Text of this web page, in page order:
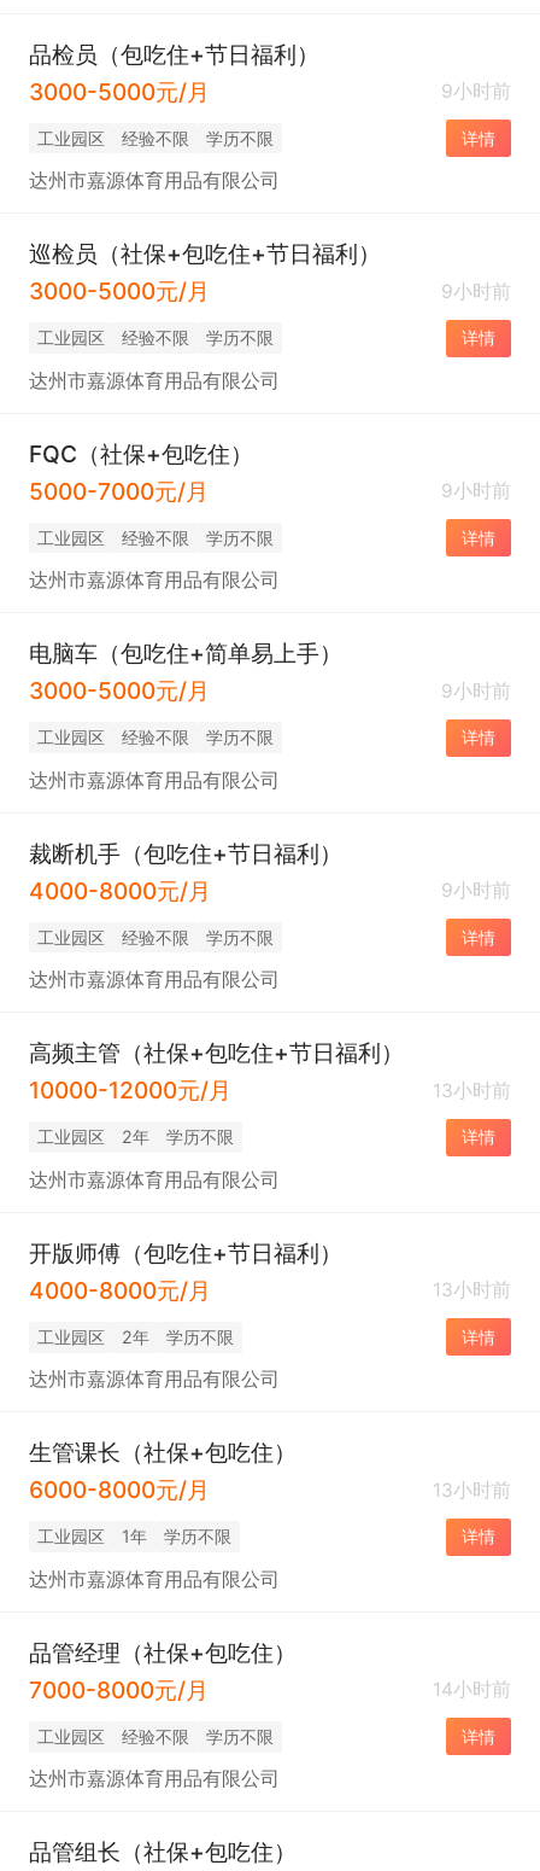
品检员（包吃住+节日福利）
3000-5000元/月
9小时前
工业园区 经验不限 学历不限 详情
达州市嘉源体育用品有限公司
巡检员（社保+包吃住+节日福利）
3000-5000元/月
9小时前
工业园区 经验不限 学历不限 详情
达州市嘉源体育用品有限公司
FQC（社保+包吃住）
5000-7000元/月
9小时前
工业园区 经验不限 学历不限 详情
达州市嘉源体育用品有限公司
电脑车（包吃住+简单易上手）
3000-5000元/月
9小时前
工业园区 经验不限 学历不限 详情
达州市嘉源体育用品有限公司
裁断机手（包吃住+节日福利）
4000-8000元/月
9小时前
工业园区 经验不限 学历不限 详情
达州市嘉源体育用品有限公司
高频主管（社保+包吃住+节日福利）
10000-12000元/月
13小时前
工业园区 2年 学历不限 详情
达州市嘉源体育用品有限公司
开版师傅（包吃住+节日福利）
4000-8000元/月
13小时前
工业园区 2年 学历不限 详情
达州市嘉源体育用品有限公司
生管课长（社保+包吃住）
6000-8000元/月
13小时前
工业园区 1年 学历不限 详情
达州市嘉源体育用品有限公司
品管经理（社保+包吃住）
7000-8000元/月
14小时前
工业园区 经验不限 学历不限 详情
达州市嘉源体育用品有限公司
品管组长（社保+包吃住）